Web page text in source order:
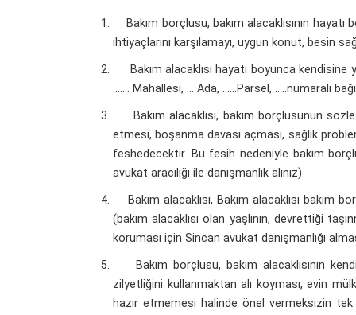
Bakım borçlusu, bakım alacaklısının
ihtiyaçlarını karşılamayı, uygun konut, besin
Bakım alacaklısı hayatı boyunca kendisine
……. Mahallesi, … Ada, ……Parsel, …..numaralı
Bakım alacaklısı, bakım borçlusunun
etmesi, boşanma davası açması, sağlık
feshedecektir. Bu fesih nedeniyle bakım
avukat aracılığı ile danışmanlık alınız)
Bakım alacaklısı, Bakım alacaklısı bakım
(bakım alacaklısı olan yaşlının, devrettiği
koruması için Sincan avukat danışmanlığı
Bakım borçlusu, bakım alacaklısının
zilyetliğini kullanmaktan alı koyması, evin
hazır etmemesi halinde önel vermeksizin